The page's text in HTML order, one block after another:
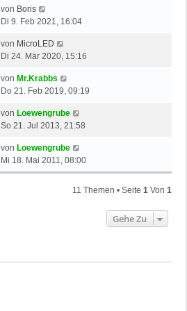
von Boris
Di 9. Feb 2021, 16:04
von MicroLED
Di 24. Mär 2020, 15:16
von Mr.Krabbs
Do 21. Feb 2019, 09:19
von Loewengrube
So 21. Jul 2013, 21:58
von Loewengrube
Mi 18. Mai 2011, 08:00
11 Themen • Seite 1 Von 1
Gehe Zu